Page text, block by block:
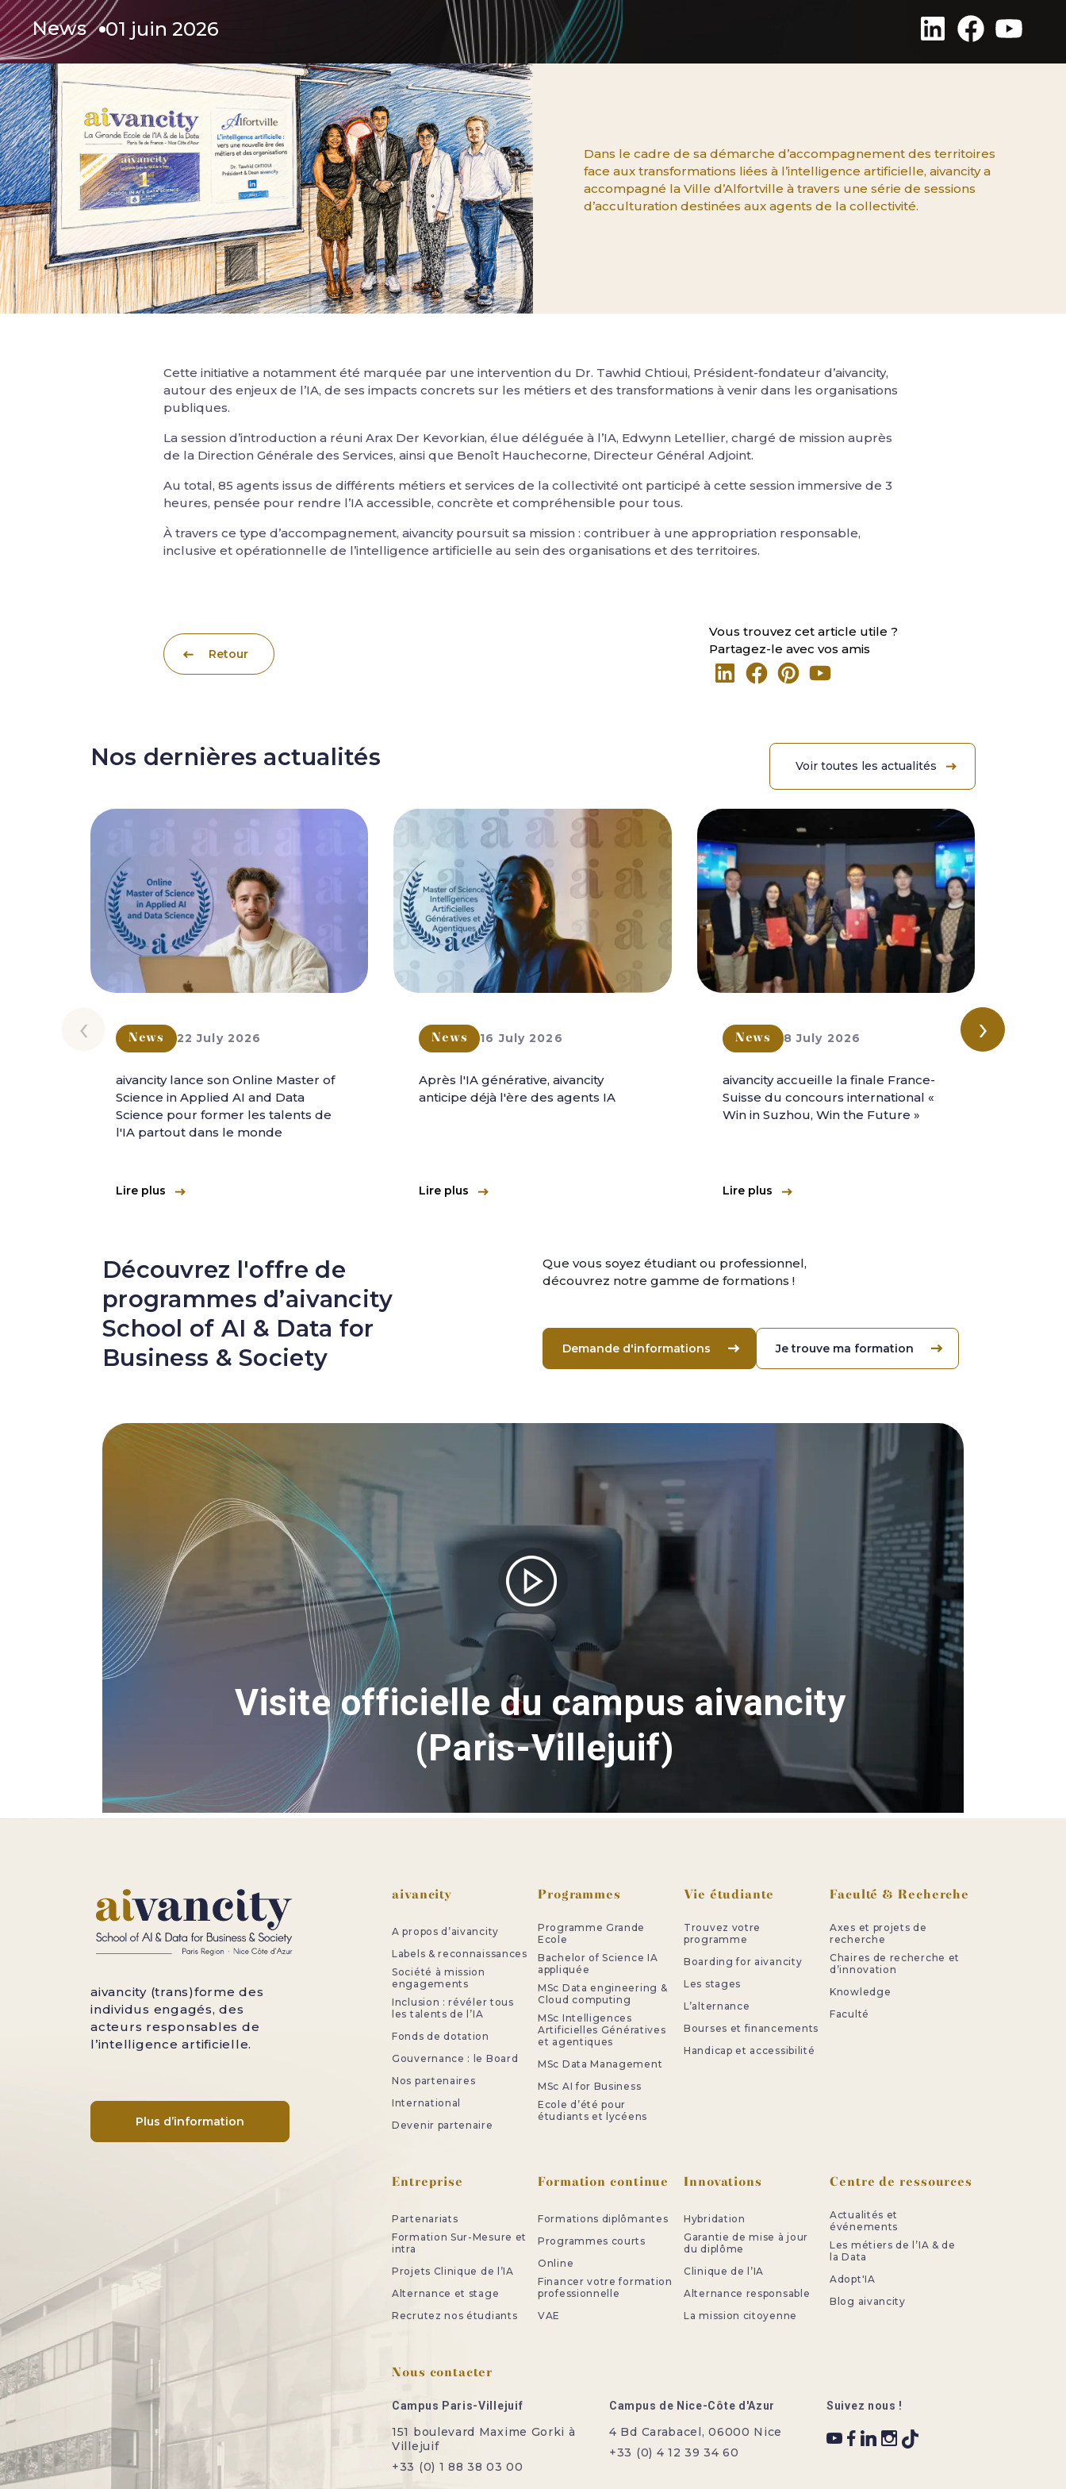
News 01 juin 2026
Dans le cadre de sa démarche d’accompagnement des territoires
face aux transformations liées à l’intelligence artificielle, aivancity a
accompagné la Ville d’Alfortville à travers une série de sessions
d’acculturation destinées aux agents de la collectivité.
Cette initiative a notamment été marquée par une intervention du Dr. Tawhid Chtioui, Président-fondateur d’aivancity,
autour des enjeux de l’IA, de ses impacts concrets sur les métiers et des transformations à venir dans les organisations
publiques.
La session d’introduction a réuni Arax Der Kevorkian, élue déléguée à l’IA, Edwynn Letellier, chargé de mission auprès
de la Direction Générale des Services, ainsi que Benoît Hauchecorne, Directeur Général Adjoint.
Au total, 85 agents issus de différents métiers et services de la collectivité ont participé à cette session immersive de 3
heures, pensée pour rendre l’IA accessible, concrète et compréhensible pour tous.
À travers ce type d’accompagnement, aivancity poursuit sa mission : contribuer à une appropriation responsable,
inclusive et opérationnelle de l’intelligence artificielle au sein des organisations et des territoires.
Retour
Vous trouvez cet article utile ?
Partagez-le avec vos amis
Nos dernières actualités
News 22 July 2026
aivancity lance son Online Master of
Science in Applied AI and Data
Science pour former les talents de
l'IA partout dans le monde
Lire plus
News 16 July 2026
Après l'IA générative, aivancity
anticipe déjà l'ère des agents IA
Lire plus
News 8 July 2026
aivancity accueille la finale France-
Suisse du concours international «
Win in Suzhou, Win the Future »
Lire plus
‹ ›
Voir toutes les actualités
Découvrez l'offre de
programmes d’aivancity
School of AI & Data for
Business & Society
Que vous soyez étudiant ou professionnel,
découvrez notre gamme de formations !
Demande d'informations Je trouve ma formation
Image
Visite officielle du campus aivancity
(Paris-Villejuif)
aivancity (trans)forme des
individus engagés, des
acteurs responsables de
l’intelligence artificielle.
Plus d’information
Pied de page
aivancity
A propos d’aivancity
Labels & reconnaissances
Société à mission
engagements
Inclusion : révéler tous
les talents de l’IA
Fonds de dotation
Gouvernance : le Board
Nos partenaires
International
Devenir partenaire
Programmes
Programme Grande
Ecole
Bachelor of Science IA
appliquée
MSc Data engineering &
Cloud computing
MSc Intelligences
Artificielles Génératives
et agentiques
MSc Data Management
MSc AI for Business
Ecole d’été pour
étudiants et lycéens
Vie étudiante
Trouvez votre
programme
Boarding for aivancity
Les stages
L’alternance
Bourses et financements
Handicap et accessibilité
Faculté & Recherche
Axes et projets de
recherche
Chaires de recherche et
d’innovation
Knowledge
Faculté
Entreprise
Partenariats
Formation Sur-Mesure et
intra
Projets Clinique de l’IA
Alternance et stage
Recrutez nos étudiants
Formation continue
Formations diplômantes
Programmes courts
Online
Financer votre formation
professionnelle
VAE
Innovations
Hybridation
Garantie de mise à jour
du diplôme
Clinique de l’IA
Alternance responsable
La mission citoyenne
Centre de ressources
Actualités et
événements
Les métiers de l’IA & de
la Data
Adopt'IA
Blog aivancity
Nous contacter
Campus Paris-Villejuif
151 boulevard Maxime Gorki à
Villejuif
+33 (0) 1 88 38 03 00
Campus de Nice-Côte d'Azur
4 Bd Carabacel, 06000 Nice
+33 (0) 4 12 39 34 60
Suivez nous !